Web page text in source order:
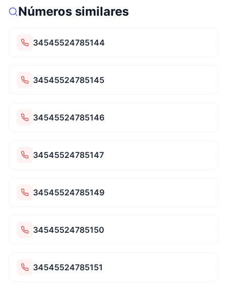
Números similares
34545524785144
34545524785145
34545524785146
34545524785147
34545524785149
34545524785150
34545524785151